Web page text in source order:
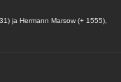
ja Hermann Marsow (+ 1555),